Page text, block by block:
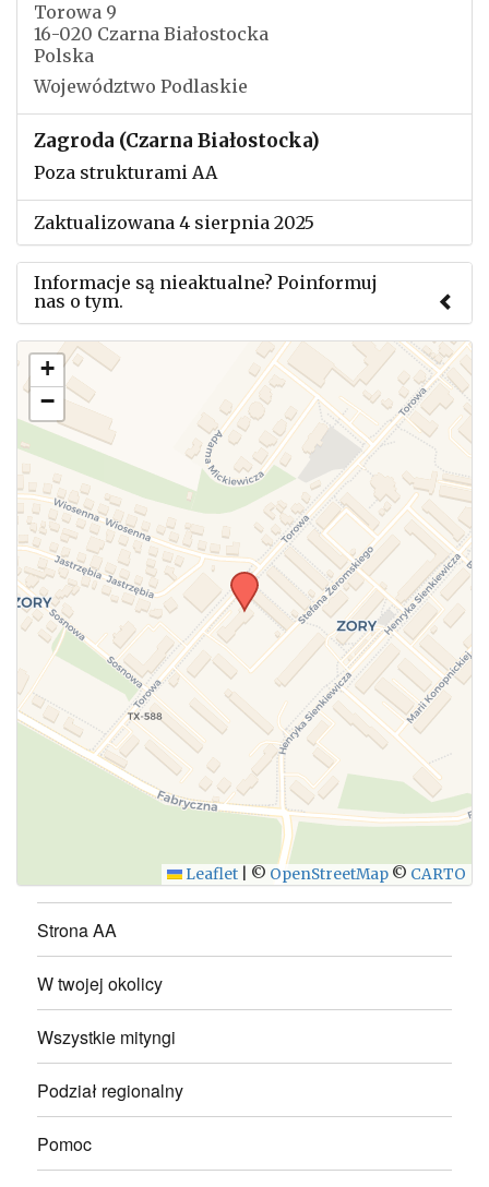
Torowa 9
16-020 Czarna Białostocka
Polska
Województwo Podlaskie
Zagroda (Czarna Białostocka)
Poza strukturami AA
Zaktualizowana 4 sierpnia 2025
Informacje są nieaktualne? Poinformuj
nas o tym.
Użyj tego formularza aby przesłać informację o
zmianach w powyższym mityngu.
WYŚLIJ
+
−
Leaflet © OpenStreetMap © CARTO
Strona AA
W twojej okolicy
Wszystkie mityngi
Podział regionalny
Pomoc